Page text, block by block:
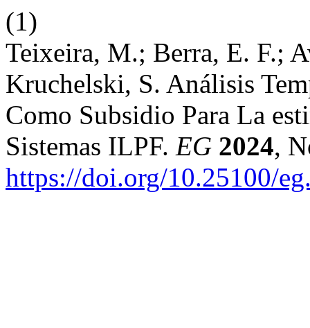
(1)
Teixeira, M.; Berra, E. F.;
Kruchelski, S. Análisis
Como Subsidio Para La
Sistemas ILPF. EG 2024,
https://doi.org/10.25100/